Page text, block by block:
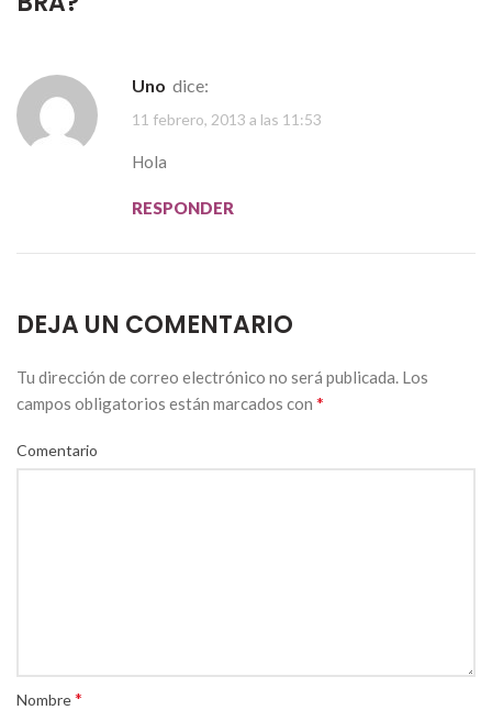
Uno dice:
11 febrero, 2013 a las 11:53
Hola
RESPONDER
DEJA UN COMENTARIO
Tu dirección de correo electrónico no será publicada. Los
campos obligatorios están marcados con *
Comentario
Nombre*